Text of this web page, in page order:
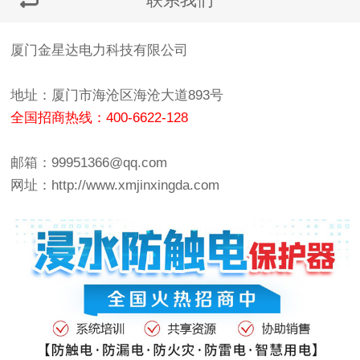
厦门金星达电力科技有限公司
地址：厦门市海沧区海沧大道893号
全国招商热线：400-6622-128
邮箱：99951366@qq.com
网址： http://www.xmjinxingda.com